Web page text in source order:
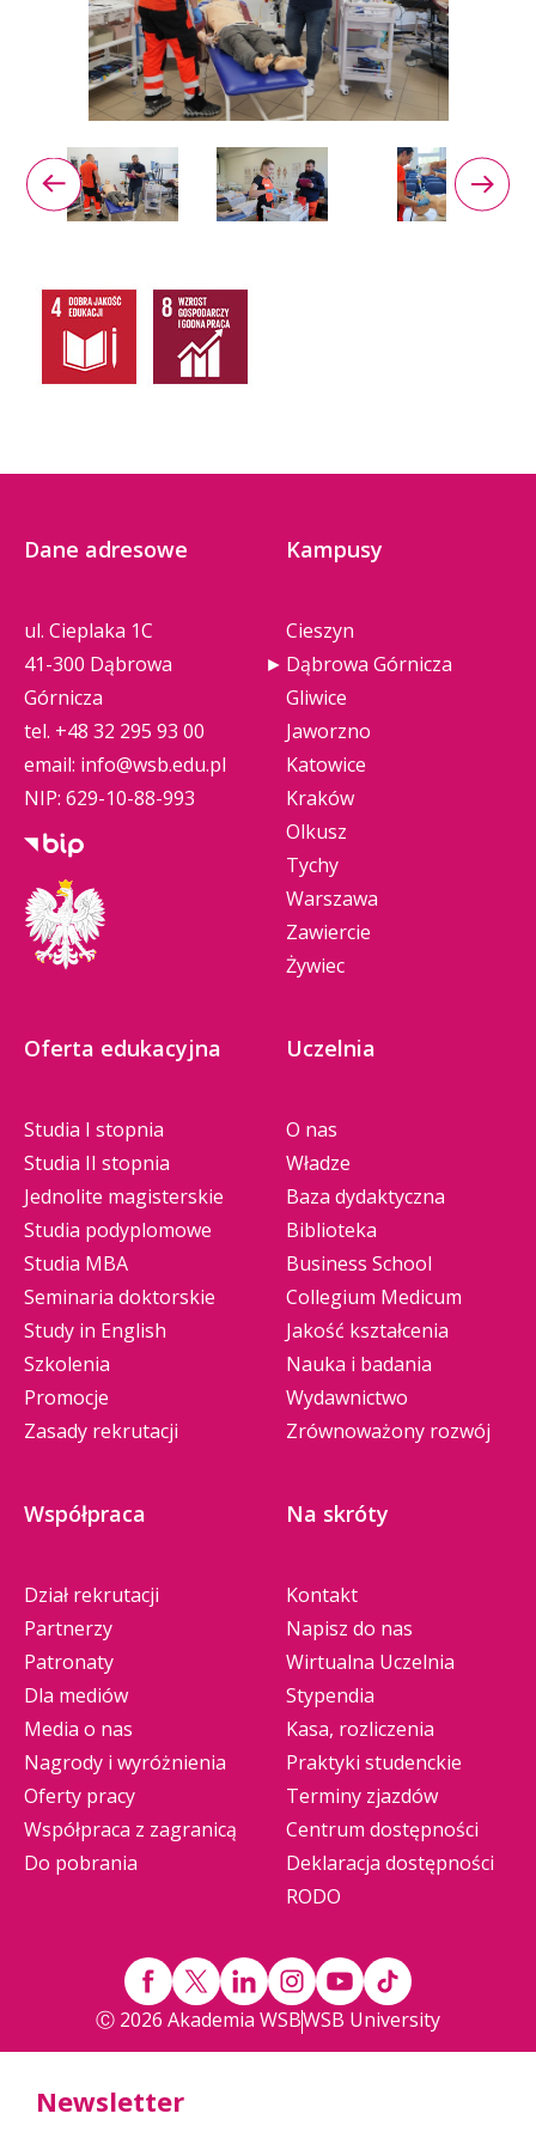
Dane adresowe
ul. Cieplaka 1C
41-300 Dąbrowa
Górnicza
tel. +48 32 295 93 00
email: info@wsb.edu.pl
NIP: 629-10-88-993
Kampusy
Cieszyn
Dąbrowa Górnicza
Gliwice
Jaworzno
Katowice
Kraków
Olkusz
Tychy
Warszawa
Zawiercie
Żywiec
Oferta edukacyjna
Studia I stopnia
Studia II stopnia
Jednolite magisterskie
Studia podyplomowe
Studia MBA
Seminaria doktorskie
Study in English
Szkolenia
Promocje
Zasady rekrutacji
Uczelnia
O nas
Władze
Baza dydaktyczna
Biblioteka
Business School
Collegium Medicum
Jakość kształcenia
Nauka i badania
Wydawnictwo
Zrównoważony rozwój
Współpraca
Dział rekrutacji
Partnerzy
Patronaty
Dla mediów
Media o nas
Nagrody i wyróżnienia
Oferty pracy
Współpraca z zagranicą
Do pobrania
Na skróty
Kontakt
Napisz do nas
Wirtualna Uczelnia
Stypendia
Kasa, rozliczenia
Praktyki studenckie
Terminy zjazdów
Centrum dostępności
Deklaracja dostępności
RODO
Ⓒ 2026 Akademia WSBWSB University
Newsletter